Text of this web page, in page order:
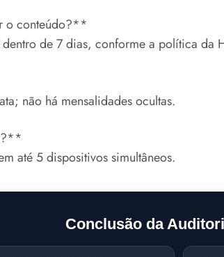
o conteúdo?**
de 7 dias, conforme a política da
não há mensalidades ocultas.
até 5 dispositivos simultâneos.
Conclusão da